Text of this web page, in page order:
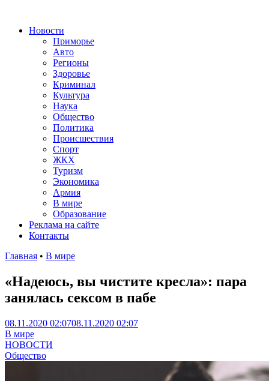
Новости
Приморье
Авто
Регионы
Здоровье
Криминал
Культура
Наука
Общество
Политика
Происшествия
Спорт
ЖКХ
Туризм
Экономика
Армия
В мире
Образование
Реклама на сайте
Контакты
Главная • В мире
«Надеюсь, вы чистите кресла»: пара
занялась сексом в пабе
08.11.2020 02:0708.11.2020 02:07
В мире
НОВОСТИ
Общество